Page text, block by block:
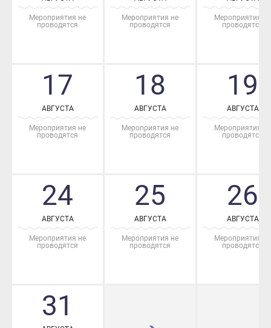
Мероприятия не
проводятся
Мероприятия не
проводятся
Мероприятия не
проводятся
17
Мероприятия не
проводятся
18
Мероприятия не
проводятся
19
Мероприятия не
проводятся
24
АВГУСТА
Мероприятия не
25
АВГУСТА
Мероприятия не
26
АВГУСТА
Мероприятия не
31
АВГУСТА